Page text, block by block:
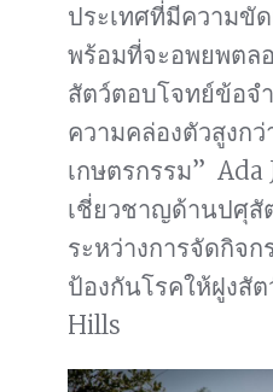
ประเทศที่มีความขั
พร้อมที่จะอพยพตลอ
สัตว์ตอบโจทย์ข้อจ
ความคล่องตัวสูงก
เกษตรกรรม” Ada
เชี่ยวชาญด้านปศุสั
ระหว่างการจัดกิจ
ป้องกันโรคให้ฝูงสั
Hills